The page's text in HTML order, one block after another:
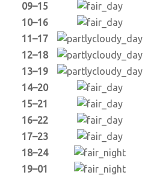
09–15
10–16
11–17
12–18
13–19
14–20
15–21
16–22
17–23
18–24
19–01